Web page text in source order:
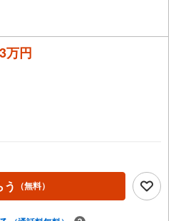
万円
（無料）